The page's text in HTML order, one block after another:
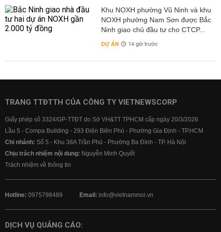
Khu NOXH phường Vũ Ninh và khu
NOXH phường Nam Sơn được Bắc
Ninh giao chủ đầu tư cho CTCP...
DỰ ÁN 14 giờ trước
TRANG TTĐTTH CỦA CÔNG TY VIETNEWSCORP
Giấy phép số 3324/GP-TTĐT do Sở VH&TT TPHCM cấp ngày 20/3/2026
Lầu 5 - Compa Building - 293 Điện Biên Phủ - Phường Gia Định - TP.HCM
Chi nhánh: Số 5 - Khu 38A Trần Phú - Phường Ba Đình - TP. Hà Nội
Chịu trách nhiệm nội dung: Nguyễn Minh Quyết
Trách nhiệm về thông tin
Hotline: 0975798489 Email: info@vietnammoi.vn
DỊCH VỤ QUẢNG CÁO: